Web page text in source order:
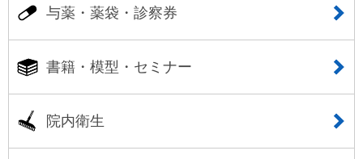
与薬・薬袋・診察券
書籍・模型・セミナー
院内衛生